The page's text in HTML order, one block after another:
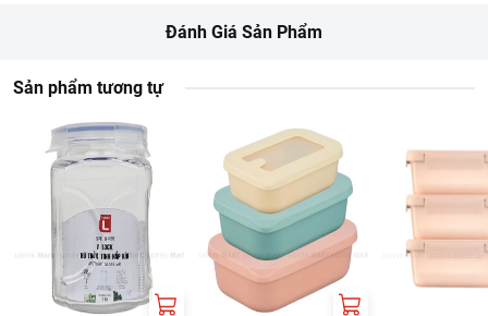
Sản phẩm chịu nhiệt ở nhiệt độ không quá 60 độ C.
Đơn giá sản phẩm chưa gồm phí giao hàng tùy theo khu vực và
đơn hàng của Quý khách, vui lòng xem chính sách tại:
https://www.lottemart.vn/vi-nsg/faq/39
Chính sách bảo hành sản phẩm tại:
https://www.lottemart.vn/vi-nsg/faq/85
Đánh Giá Sản Phẩm
Sản phẩm tương tự